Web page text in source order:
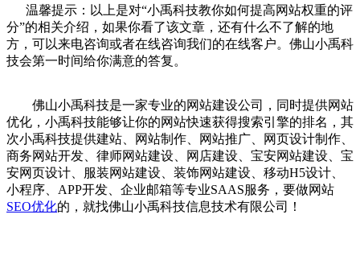
温馨提示：以上是对“小禹科技教你如何提高网站权重的评
分”的相关介绍，如果你看了该文章，还有什么不了解的地
方，可以来电咨询或者在线咨询我们的在线客户。佛山小禹科
技会第一时间给你满意的答复。
佛山小禹科技是一家专业的网站建设公司 ，同时提供网站
优化 ， 小禹科技能够让你的网站快速获得搜索引擎的排名，其
次小禹科技提供建站、 网站制作 网站推广 网页设计制作
商务网站开发
律师网站建设 网店建设 宝安网站建设
宝
安网页设计
服装网站建设 装饰网站建设 移动H5设计
小程序
APP开发 企业邮箱等专业SAAS服务，要做网站
SEO优化的， 就找佛山小禹科技信息技术有限公司！